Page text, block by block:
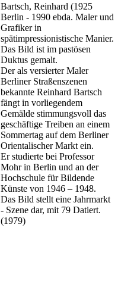
Bartsch, Reinhard (1925
Berlin - 1990 ebda. Maler und
Grafiker in
spätimpressionistische Manier.
Das Bild ist im pastösen
Duktus gemalt.
Der als versierter Maler
Berliner Straßenszenen
bekannte Reinhard Bartsch
fängt in vorliegendem
Gemälde stimmungsvoll das
geschäftige Treiben an einem
Sommertag auf dem Berliner
Orientalischer Markt ein.
Er studierte bei Professor
Mohr in Berlin und an der
Hochschule für Bildende
Künste von 1946 – 1948.
Das Bild stellt eine Jahrmarkt
- Szene dar, mit 79 Datiert.
(1979)